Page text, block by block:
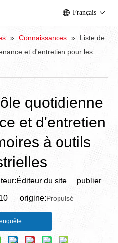
Français
» Connaissances »
Liste de
et d'entretien pour les
quotidienne
et d'entretien
à outils
du site publier
10 origine:Propulsé
enquête